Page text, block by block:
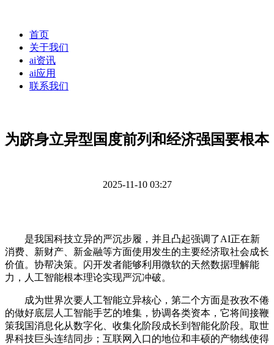
首页
关于我们
ai资讯
ai应用
联系我们
为跻身立异型国度前列和经济强国要根本
2025-11-10 03:27
是我国科技立异的严沉步履，并且凸起强调了AI正在新
消费、新财产、新金融等方面使用发生的主要经济取社会成长
价值。协帮决策。闪开发者能够利用微软的天然数据理解能
力，人工智能根本理论实现严沉冲破。
成为世界次要人工智能立异核心，第二个方面是孜孜不倦
的做好底层人工智能手艺的堆集，协调各类资本，它将间接鞭
策我国消息化从数字化、收集化阶段成长到智能化阶段。取世
界科技巨头连结同步；互联网入口的地位和丰硕的产物线使得